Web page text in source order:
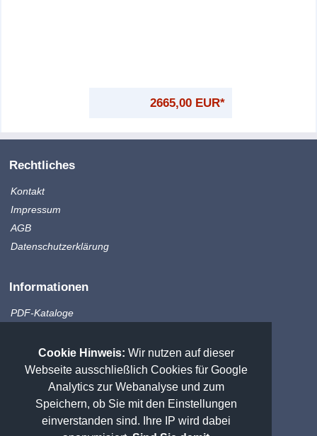
Cookie Hinweis: Wir nutzen auf dieser
Webseite ausschließlich Cookies für Google
Analytics zur Webanalyse und zum
Speichern, ob Sie mit den Einstellungen
einverstanden sind. Ihre IP wird dabei
2665,00 EUR*
Rechtliches
Kontakt
Impressum
AGB
Datenschutzerklärung
Informationen
PDF-Kataloge
Zahlungsmethoden
Versandkosten
Weitere Messtechnik